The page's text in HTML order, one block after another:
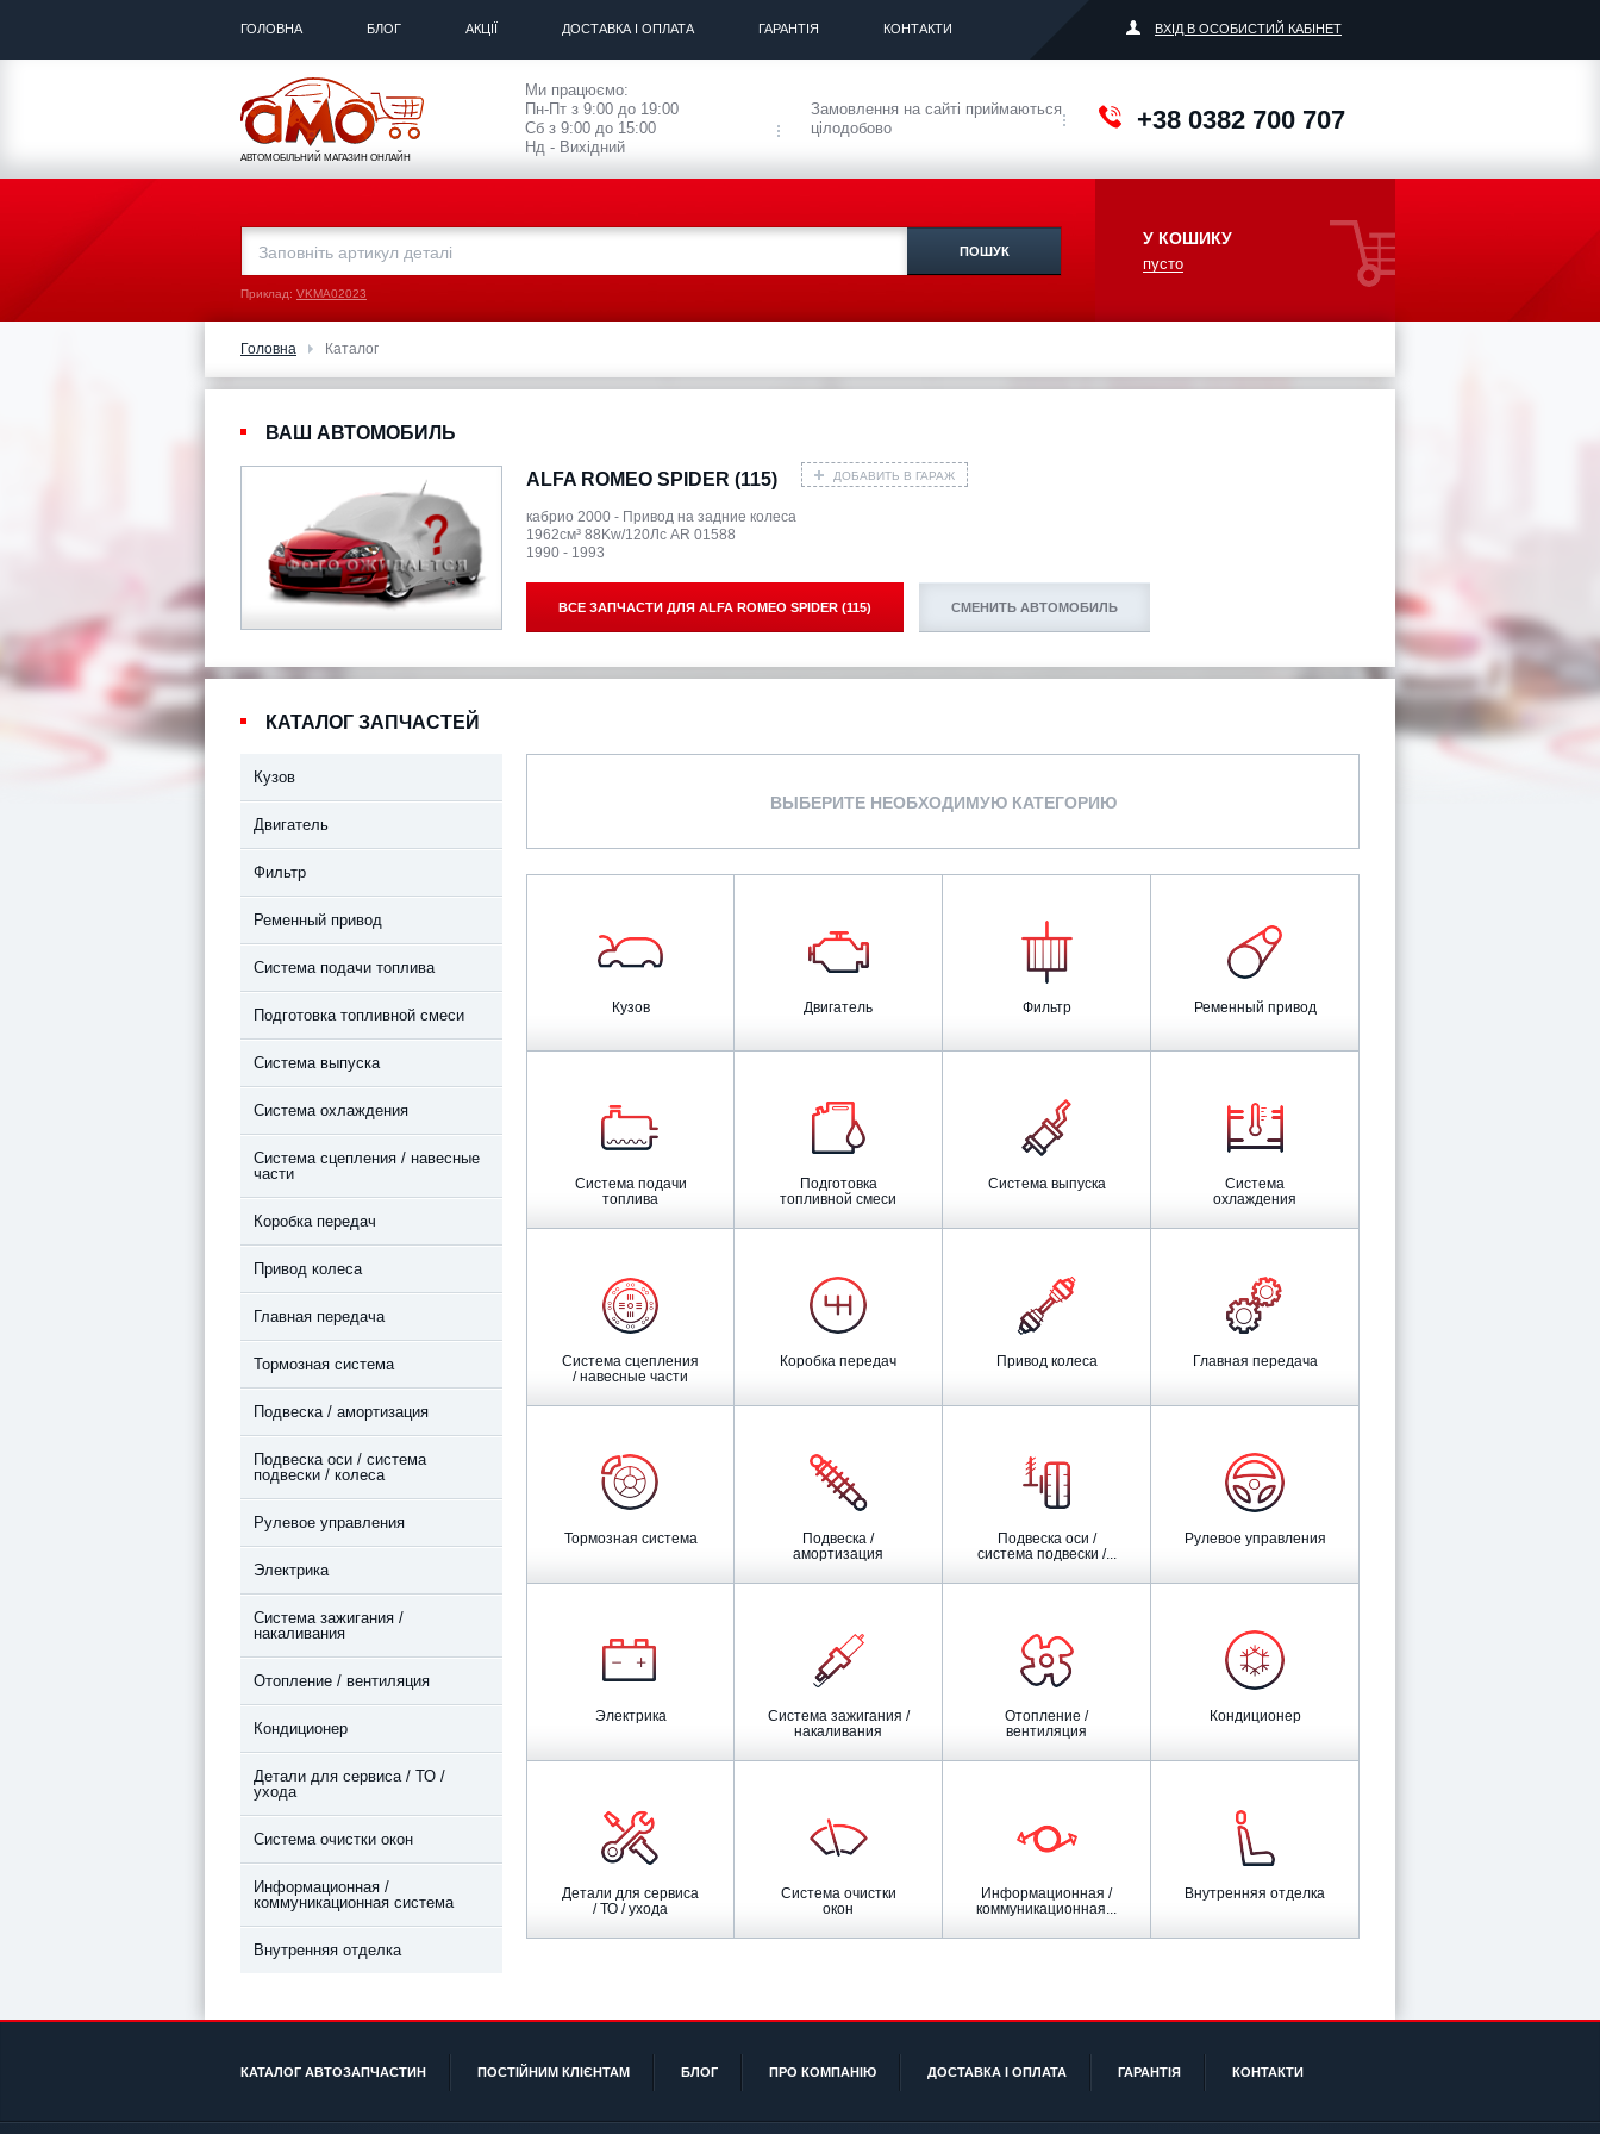
ГОЛОВНА БЛОГ АКЦІЇ ДОСТАВКА І ОПЛАТА ГАРАНТІЯ КОНТАКТИ ВХІД В ОСОБИСТИЙ КАБІНЕТ
АВТОМОБІЛЬНИЙ МАГАЗИН ОНЛАЙН
Ми працюємо:
Пн-Пт з 9:00 до 19:00
Сб з 9:00 до 15:00
Нд - Вихідний
Замовлення на сайті приймаються
цілодобово
+38 0382 700 707
Приклад: VKMA02023
У КОШИКУ
пусто
Головна Каталог
ВАШ АВТОМОБИЛЬ
ALFA ROMEO SPIDER (115) ДОБАВИТЬ В ГАРАЖ
кабрио 2000 - Привод на задние колеса
1962см³ 88Kw/120Лс AR 01588
1990 - 1993
ВСЕ ЗАПЧАСТИ ДЛЯ ALFA ROMEO SPIDER (115) СМЕНИТЬ АВТОМОБИЛЬ
КАТАЛОГ ЗАПЧАСТЕЙ
Кузов
Двигатель
Фильтр
Ременный привод
Система подачи топлива
Подготовка топливной смеси
Система выпуска
Система охлаждения
Система сцепления / навесные
части
Коробка передач
Привод колеса
Главная передача
Тормозная система
Подвеска / амортизация
Подвеска оси / система
подвески / колеса
Рулевое управления
Электрика
Система зажигания /
накаливания
Отопление / вентиляция
Кондиционер
Детали для сервиса / ТО /
ухода
Система очистки окон
Информационная /
коммуникационная система
Внутренняя отделка
ВЫБЕРИТЕ НЕОБХОДИМУЮ КАТЕГОРИЮ
Кузов Двигатель Фильтр Ременный привод
Система подачи
топлива
Подготовка
топливной смеси
Система выпуска
Система
охлаждения
Система сцепления
/ навесные части
Коробка передач Привод колеса Главная передача
Тормозная система
Подвеска /
амортизация
Подвеска оси /
система подвески /...
Рулевое управления
Электрика
Система зажигания /
накаливания
Отопление /
вентиляция
Кондиционер
Детали для сервиса
/ ТО / ухода
Система очистки
окон
Информационная /
коммуникационная...
Внутренняя отделка
КАТАЛОГ АВТОЗАПЧАСТИН ПОСТІЙНИМ КЛІЄНТАМ БЛОГ ПРО КОМПАНІЮ ДОСТАВКА І ОПЛАТА ГАРАНТІЯ КОНТАКТИ